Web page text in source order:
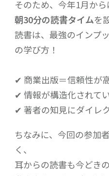
そのため、今年1月から
朝30分の読書タイムを
読書は、最強のインプ
の学び方！
✔ 商業出版＝信頼性が
✔ 情報が構造化されて
✔ 著者の知見にダイレ
ちなみに、今回の参加
く、
耳からの読書も今どき